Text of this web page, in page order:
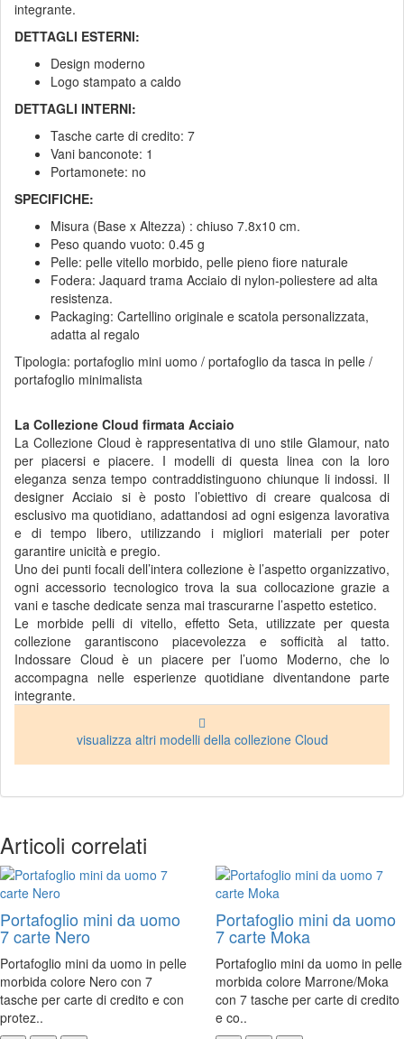
integrante.
DETTAGLI ESTERNI:
Design moderno
Logo stampato a caldo
DETTAGLI INTERNI:
Tasche carte di credito: 7
Vani banconote: 1
Portamonete: no
SPECIFICHE:
Misura (Base x Altezza) : chiuso 7.8x10 cm.
Peso quando vuoto: 0.45 g
Pelle: pelle vitello morbido, pelle pieno fiore naturale
Fodera: Jaquard trama Acciaio di nylon-poliestere ad alta
resistenza.
Packaging: Cartellino originale e scatola personalizzata,
adatta al regalo
Tipologia: portafoglio mini uomo / portafoglio da tasca in pelle /
portafoglio minimalista
La Collezione Cloud firmata Acciaio
La Collezione Cloud è rappresentativa di uno stile Glamour, nato
per piacersi e piacere. I modelli di questa linea con la loro
eleganza senza tempo contraddistinguono chiunque li indossi. Il
designer Acciaio si è posto l’obiettivo di creare qualcosa di
esclusivo ma quotidiano, adattandosi ad ogni esigenza lavorativa
e di tempo libero, utilizzando i migliori materiali per poter
garantire unicità e pregio.
Uno dei punti focali dell’intera collezione è l’aspetto organizzativo,
ogni accessorio tecnologico trova la sua collocazione grazie a
vani e tasche dedicate senza mai trascurarne l’aspetto estetico.
Le morbide pelli di vitello, effetto Seta, utilizzate per questa
collezione garantiscono piacevolezza e sofficità al tatto.
Indossare Cloud è un piacere per l’uomo Moderno, che lo
accompagna nelle esperienze quotidiane diventandone parte
integrante.
visualizza altri modelli della collezione Cloud
Articoli correlati
Portafoglio mini da uomo
7 carte Nero
Portafoglio mini da uomo in pelle
morbida colore Nero con 7
tasche per carte di credito e con
protez..
Portafoglio mini da uomo
7 carte Moka
Portafoglio mini da uomo in pelle
morbida colore Marrone/Moka
con 7 tasche per carte di credito
e co..